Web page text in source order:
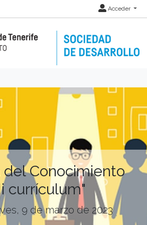
Acceder
del Conocimiento
currículum"
9 de marzo de 2023